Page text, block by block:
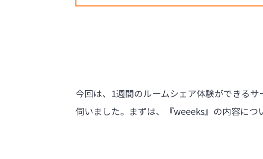
今回は、1週間のルームシェア体験ができる
伺いました。まずは、『weeeks』の内容につ